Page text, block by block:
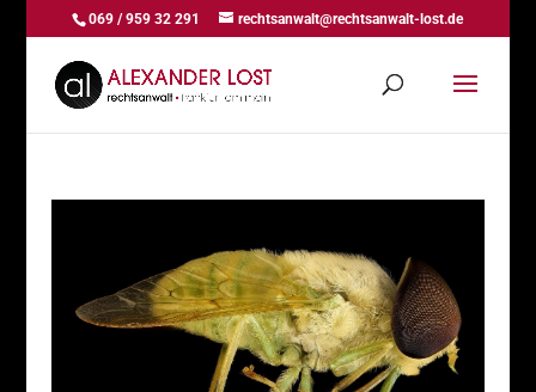
069 / 959 32 291 rechtsanwalt@rechtsanwalt-lost.de